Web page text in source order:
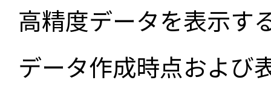
高精度データを表示す
データ作成時点および